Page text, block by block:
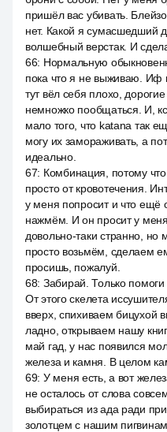
пришёл вас убивать.
нет. Какой я сумасшедший
волшебный верстак. И
66: Нормальную
пока что я не выживаю. Иф
тут вёл себя плохо,
немножко пообщаться. И,
мало того, что katana так
могу их замораживать, а
идеально.
67: Комбинация, потому
просто от кровотечения.
у меня попросит и что ещё
нажмём. И он просит у
довольно-таки странно,
просто возьмём, сделаем
просишь, пожалуй.
68: Забирай. Только помоги
От этого скелета
вверх, спихиваем бицухой
ладно, открываем нашу
май гад, у нас появился
железа и камня. В целом
69: У меня есть, а вот
не осталось от слова
выбираться из ада ради
золотцем с нашим